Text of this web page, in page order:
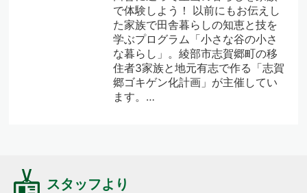
で体験しよう！ 以前にもお伝えし
た家族で田舎暮らしの知恵と技を
学ぶプログラム「小さな谷の小さ
な暮らし」。綾部市志賀郷町の移
住者3家族と地元有志で作る「志賀
郷ゴキゲン化計画」が主催してい
ます。…
スタッフより